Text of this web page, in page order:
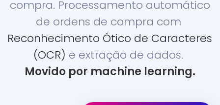
compra. Processamento automático
de ordens de compra com
Reconhecimento Ótico de Caracteres
(OCR) e extração de dados.
Movido por machine learning.